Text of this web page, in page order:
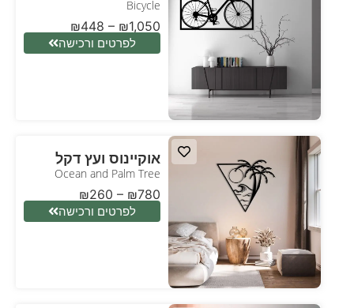
Bicycle
₪448 – ₪1,050
לפרטים ורכישה
אוקיינוס ועץ דקל
Ocean and Palm Tree
₪260 – ₪780
לפרטים ורכישה